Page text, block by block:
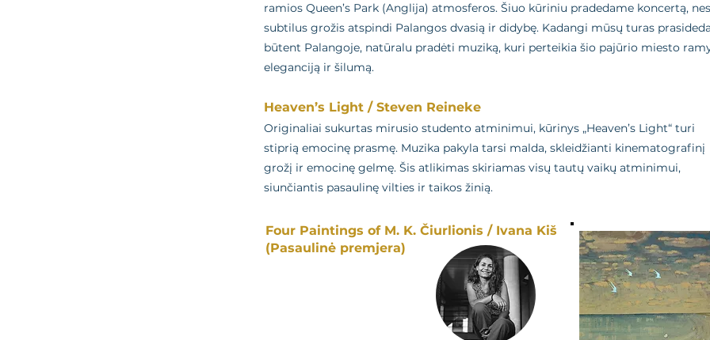
ramios Queen’s Park (Anglija) atmosferos. Šiuo kūriniu pradedame koncertą,
subtilus grožis atspindi Palangos dvasią ir didybę. Kadangi mūsų turas
būtent Palangoje, natūralu pradėti muziką, kuri perteikia šio pajūrio miesto
eleganciją ir šilumą.
Heaven’s Light / Steven Reineke
Originaliai sukurtas mirusio studento atminimui, kūrinys „Heaven’s Light“ turi
stiprią emocinę prasmę. Muzika pakyla tarsi malda, skleidžianti kinematografinį
grožį ir emocinę gelmę. Šis atlikimas skiriamas visų tautų vaikų atminimui,
siunčiantis pasaulinę vilties ir taikos žinią.
Four Paintings of M. K. Čiurlionis / Ivana Kiš
(Pasaulinė premjera)